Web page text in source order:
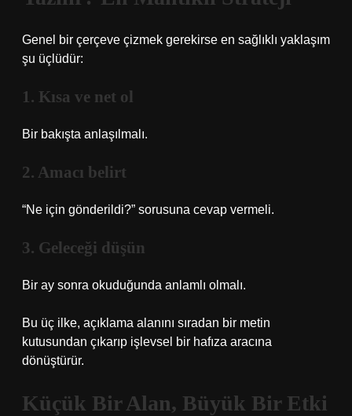
Genel bir çerçeve çizmek gerekirse en sağlıklı yaklaşım
şu üçlüdür:
1. Kısa ve net ol
Bir bakışta anlaşılmalı.
2. Amacı belirt
“Ne için gönderildi?” sorusuna cevap vermeli.
3. Geleceği düşün
Bir ay sonra okuduğunda anlamlı olmalı.
Bu üç ilke, açıklama alanını sıradan bir metin
kutusundan çıkarıp işlevsel bir hafıza aracına
dönüştürür.
Küçük Bir Alan, Büyük Bir Etki